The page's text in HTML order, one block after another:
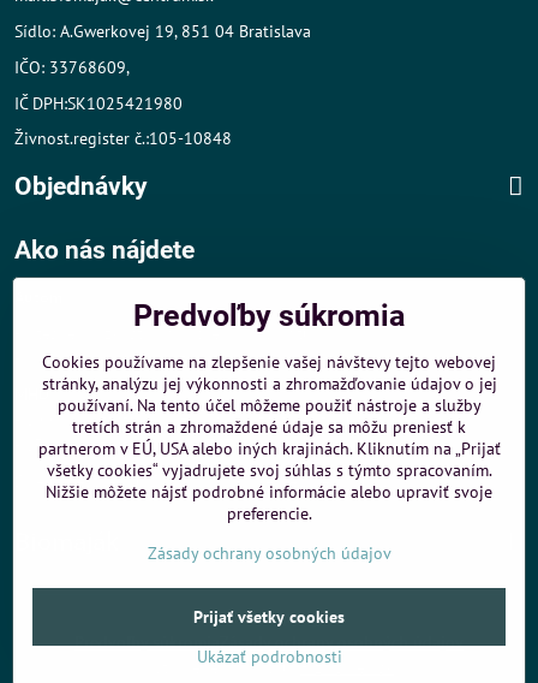
Sídlo: A.Gwerkovej 19, 851 04 Bratislava
IČO: 33768609,
IČ DPH:SK1025421980
Živnost.register č.:105-10848
Objednávky
Ako nás nájdete
- v tesnej blízkosti diaľničného obchvatu
- dobré parkovacie možnosti 40 m od predajne
MHD:
- 200 m od zastávky MHD Záporožská - autobusy č. 80 a 88
- 250 m od zastávky MHD ŽST Petržalka - autobus 99
Sme umiestnení uShopMania- Internetové nákupy
©2026Copyright
Predvoľby súkromiaZásady ochrany osobných údajov
Vytvorené pomocou:BiznisWeb.sk
Predvoľby súkromia
Cookies používame na zlepšenie vašej návštevy tejto webovej
stránky, analýzu jej výkonnosti a zhromažďovanie údajov o jej
používaní. Na tento účel môžeme použiť nástroje a služby
tretích strán a zhromaždené údaje sa môžu preniesť k
partnerom v EÚ, USA alebo iných krajinách. Kliknutím na „Prijať
všetky cookies“ vyjadrujete svoj súhlas s týmto spracovaním.
Nižšie môžete nájsť podrobné informácie alebo upraviť svoje
preferencie.
Zásady ochrany osobných údajov
Ukázať podrobnosti
Prijať všetky cookies